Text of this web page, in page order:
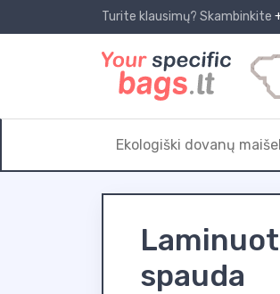
Turite klausimų? Skambinkite
Ekologiški dovanų
spauda